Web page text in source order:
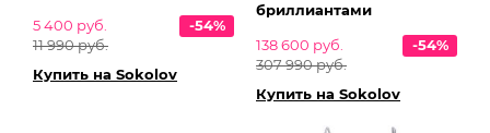
5 400 руб.
11 990 руб.
-54%
Купить на Sokolov
бриллиантами
138 600 руб.
307 990 руб.
-54%
Купить на Sokolov